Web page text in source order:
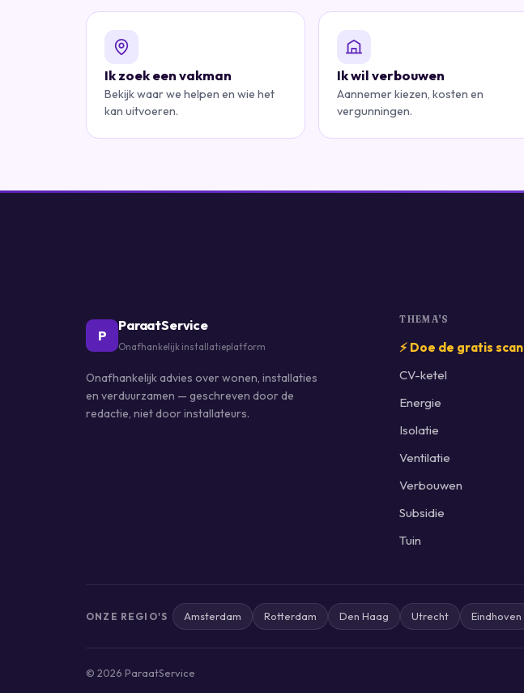
Ik zoek een vakman
Bekijk waar we helpen en wie het
kan uitvoeren.
Ik wil verbouwen
Aannemer kiezen, kosten en
vergunningen.
P
ParaatService
Onafhankelijk installatieplatform
Onafhankelijk advies over wonen, installaties
en verduurzamen — geschreven door de
redactie, niet door installateurs.
THEMA'S
⚡ Doe de gratis scan
CV-ketel
Energie
Isolatie
Ventilatie
Verbouwen
Subsidie
Tuin
ONZE REGIO'S Amsterdam Rotterdam Den Haag Utrecht Eindhoven
© 2026 ParaatService